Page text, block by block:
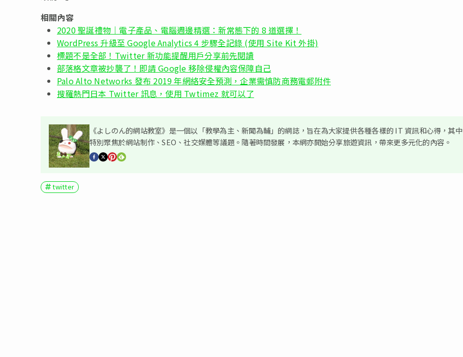
相關內容
2020 聖誕禮物｜電子產品、電腦週邊精選：新常態下的 8 道選擇！
WordPress 升級至 Google Analytics 4 步驟全記錄 (使用 Site Kit 外掛)
標題不是全部！Twitter 新功能提醒用戶分享前先閱讀
部落格文章被抄襲了！即請 Google 移除侵權內容保障自己
Palo Alto Networks 發布 2019 年網絡安全預測，企業需慎防商務電郵附件
搜羅熱門日本 Twitter 訊息，使用 Twtimez 就可以了
《よしのん的網站教室》是一個以「教學為主、新聞為輔」的網誌，旨在為大家提供各種各樣的 IT 資訊和心得，其中
特別聚焦於網站制作、SEO、社交媒體等議題。隨著時間發展，本網亦開始分享旅遊資訊，帶來更多元化的內容。
twitter